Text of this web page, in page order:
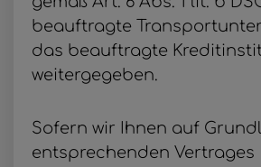
beauftragte
das beauftragte
weitergegeben.
Sofern wir Ihnen auf
entsprechenden Vertrages